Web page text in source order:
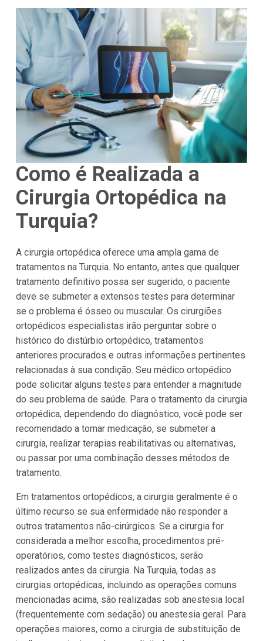
Como é Realizada a
Cirurgia Ortopédica na
Turquia?
A cirurgia ortopédica oferece uma ampla gama de
tratamentos na Turquia. No entanto, antes que qualquer
tratamento definitivo possa ser sugerido, o paciente
deve se submeter a extensos testes para determinar
se o problema é ósseo ou muscular. Os cirurgiões
ortopédicos especialistas irão perguntar sobre o
histórico do distúrbio ortopédico, tratamentos
anteriores procurados e outras informações pertinentes
relacionadas à sua condição. Seu médico ortopédico
pode solicitar alguns testes para entender a magnitude
do seu problema de saúde. Para o tratamento da cirurgia
ortopédica, dependendo do diagnóstico, você pode ser
recomendado a tomar medicação, se submeter a
cirurgia, realizar terapias reabilitativas ou alternativas,
ou passar por uma combinação desses métodos de
tratamento.
Em tratamentos ortopédicos, a cirurgia geralmente é o
último recurso se sua enfermidade não responder a
outros tratamentos não-cirúrgicos. Se a cirurgia for
considerada a melhor escolha, procedimentos pré-
operatórios, como testes diagnósticos, serão
realizados antes da cirurgia. Na Turquia, todas as
cirurgias ortopédicas, incluindo as operações comuns
mencionadas acima, são realizadas sob anestesia local
(frequentemente com sedação) ou anestesia geral. Para
operações maiores, como a cirurgia de substituição de